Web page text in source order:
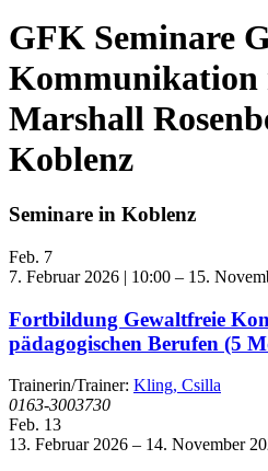
GFK Seminare
Kommunikation
Marshall
Koblenz
Seminare in Koblenz
Feb. 7
7. Februar 2026 | 10:00 – 15.
Fortbildung Gewaltfreie
pädagogischen Berufen (5
Trainerin/Trainer: Kling, Csilla
0163-3003730
Feb. 13
13. Februar 2026 – 14. November